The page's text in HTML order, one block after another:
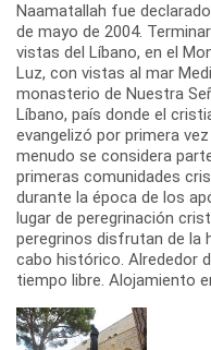
Naamatallah fue
de mayo de 2004.
vistas del Líbano, en el
Luz, con vistas al mar
monasterio de Nuestra
Líbano, país donde el
evangelizó por primera
menudo se considera
primeras comunidades
durante la época de los
lugar de peregrinación
peregrinos disfrutan de la
cabo histórico. Alrededor
tiempo libre. Alojamiento